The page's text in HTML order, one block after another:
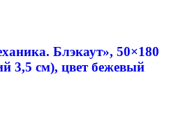
Блэкаут», 50×180
3,5 см), цвет бежевый